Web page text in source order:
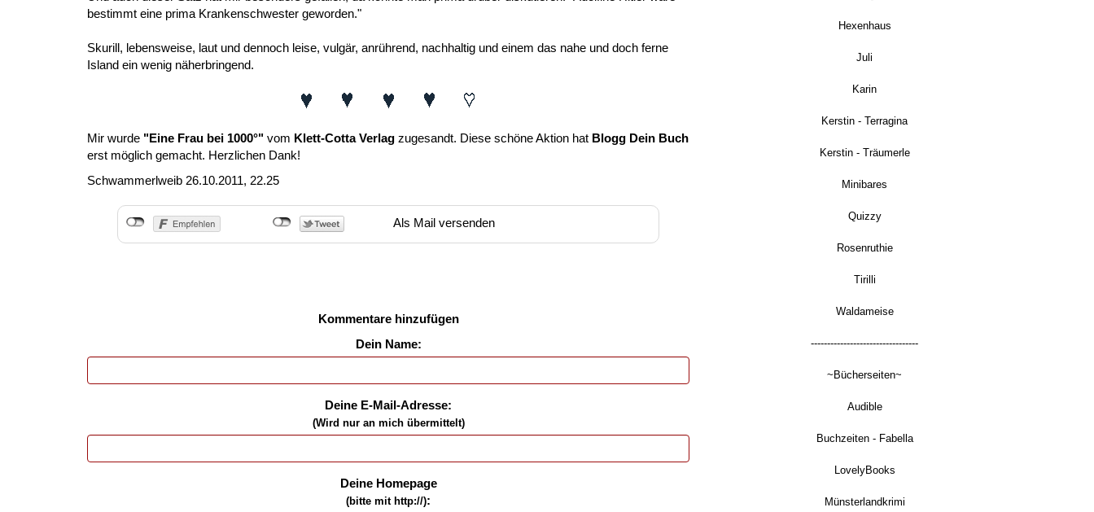
bestimmt eine prima Krankenschwester geworden."
Skurill, lebensweise, laut und dennoch leise, vulgär, anrührend, nachhaltig und einem das nahe und doch ferne
Island ein wenig näherbringend.
Mir wurde "Eine Frau bei 1000°" vom Klett-Cotta Verlag zugesandt. Diese schöne Aktion hat Blogg Dein Buch
erst möglich gemacht. Herzlichen Dank!
Schwammerlweib 26.10.2011, 22.25
Als Mail versenden
Kommentare hinzufügen
Dein Name:
Deine E-Mail-Adresse:
(Wird nur an mich übermittelt)
Deine Homepage
(bitte mit http://):
Hexenhaus
Juli
Karin
Kerstin - Terragina
Kerstin - Träumerle
Minibares
Quizzy
Rosenruthie
Tirilli
Waldameise
---------------------------------
~Bücherseiten~
Audible
Buchzeiten - Fabella
LovelyBooks
Münsterlandkrimi